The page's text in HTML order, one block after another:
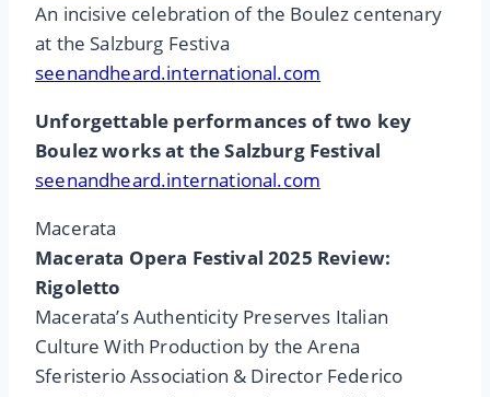
An incisive celebration of the Boulez centenary
at the Salzburg Festiva
seenandheard.international.com
Unforgettable performances of two key
Boulez works at the Salzburg Festival
seenandheard.international.com
Macerata
Macerata Opera Festival 2025 Review:
Rigoletto
Macerata’s Authenticity Preserves Italian
Culture With Production by the Arena
Sferisterio Association & Director Federico